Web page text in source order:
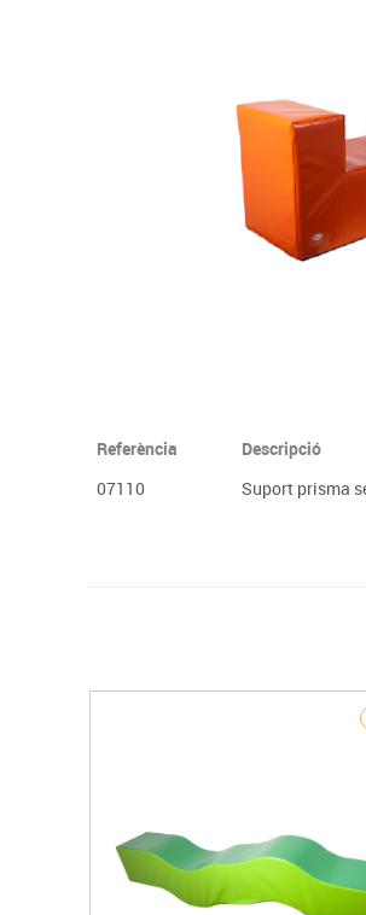
Dibuix tècnic i artístic
Jocs
Referència Descripció
07110
Suport prisma